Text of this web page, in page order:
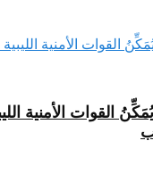
القوات الأمنية